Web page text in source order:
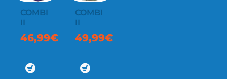
COMBI
II
46,99€
COMBI
II
49,99€